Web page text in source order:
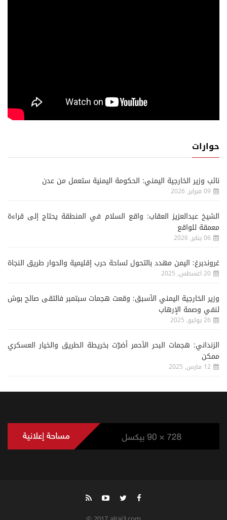
حوارات
نائب وزير الخارجية اليمني: الحكومة اليمنية ستعمل من عدن
09 فبراير, 2026
الشيخ عبدالعزيز العقاب: واقع السلام في المنطقة يحتاج إلى قراءة
معمقة للواقع
06 يناير, 2026
غروندبرغ: اليمن مهدد بالتحول لساحة حرب إقليمية والحوار طريق النجاة
20 اغسطس, 2025
وزير الخارجية اليمني الأسبق: وقعت هجمات سبتمبر فالتقى صالح بوش
لنفي وصمة الإرهاب
26 يوليو, 2025
الزنداني: هجمات البحر الأحمر أضرّت بخريطة الطريق والخيار العسكري
ممكن
12 مارس, 2025